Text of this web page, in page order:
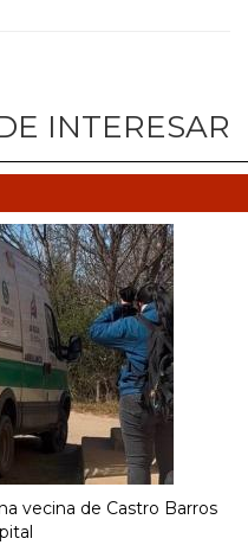
INTERESAR
vecina de Castro Barros